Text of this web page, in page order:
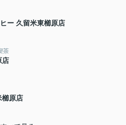
ー 久留米東櫛原店
茶
店
櫛原店